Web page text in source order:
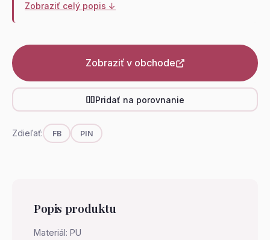
Zobraziť celý popis ↓
Zobraziť v obchode
Pridať na porovnanie
Zdieľať: FB PIN
Popis produktu
Materiál: PU